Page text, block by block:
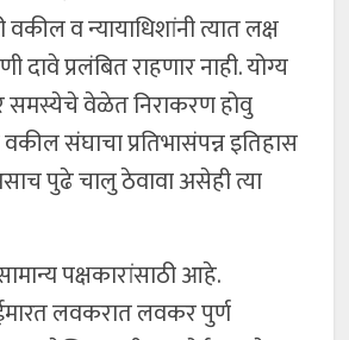
व न्यायाधिशांनी त्यात लक्ष
दावे प्रलंबित राहणार नाही. योग्य
समस्येचे वेळेत निराकरण होवु
संघाचा प्रतिभासंपन्न इतिहास
पुढे चालु ठेवावा असेही त्या
पक्षकारांसाठी आहे.
लवकरात लवकर पुर्ण